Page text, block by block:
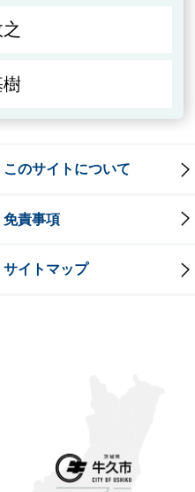
このサイトについて
免責事項
サイトマップ